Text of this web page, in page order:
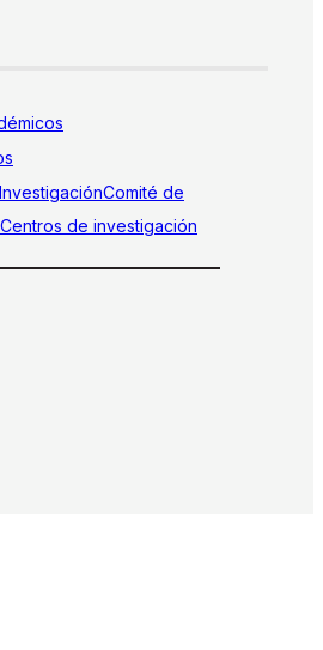
Comité de
Centros de investigación